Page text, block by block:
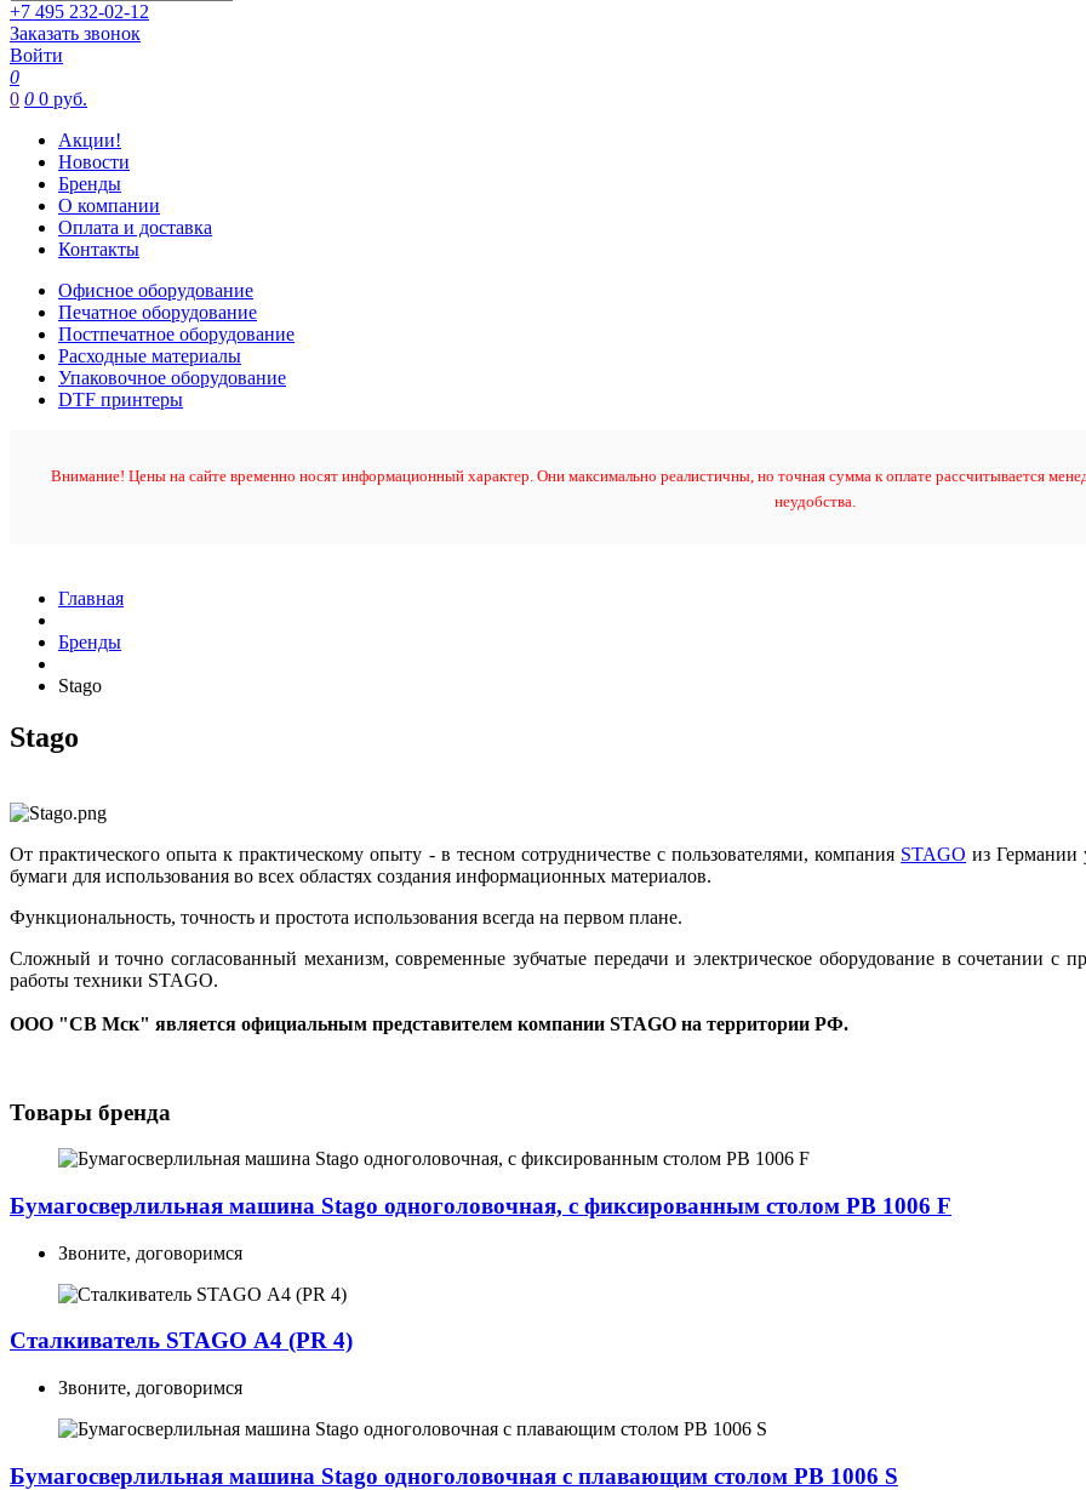
+7 495 232-02-12
Заказать звонок
Войти
0
0 0 0 руб.
Акции!
Новости
Бренды
О компании
Оплата и доставка
Контакты
Офисное оборудование
Печатное оборудование
Постпечатное оборудование
Расходные материалы
Упаковочное оборудование
DTF принтеры
Внимание! Цены на сайте временно носят информационный характер. Они максимально реалистичны, но точная сумма к оплате рассчитывается
неудобства.
Главная
Бренды
Stago
Stago
От практического опыта к практическому опыту - в тесном сотрудничестве с пользователями, компания STAGO из
бумаги для использования во всех областях создания информационных материалов.
Функциональность, точность и простота использования всегда на первом плане.
Сложный и точно согласованный механизм, современные зубчатые передачи и электрическое оборудование в сочетании с
работы техники STAGO.
ООО "СВ Мск" является официальным представителем компании STAGO на территории РФ.
Товары бренда
Бумагосверлильная машина Stago одноголовочная, с фиксированным столом PB 1006 F
Звоните, договоримся
Сталкиватель STAGO А4 (PR 4)
Звоните, договоримся
Бумагосверлильная машина Stago одноголовочная с плавающим столом PB 1006 S